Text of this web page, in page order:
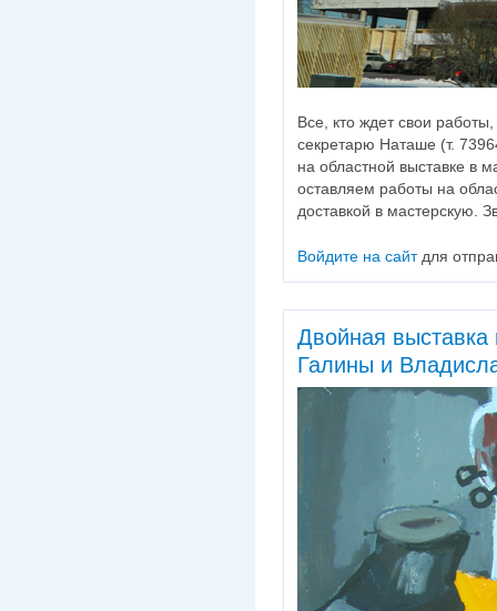
Все, кто ждет свои
секретарю Наташе (т.
на областной выставке в
оставляем работы на
доставкой в мастерскую.
Войдите на сайтдля
Двойная выставка
Галины и